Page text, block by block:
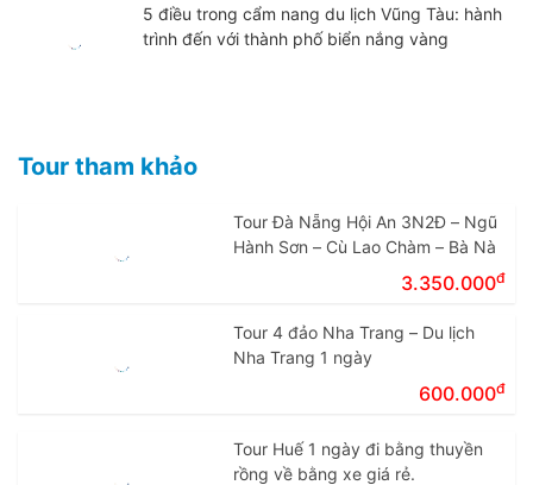
5 điều trong cẩm nang du lịch Vũng Tàu: hành
trình đến với thành phố biển nắng vàng
Tour tham khảo
Tour Đà Nẵng Hội An 3N2Đ – Ngũ
Hành Sơn – Cù Lao Chàm – Bà Nà
3.350.000đ
Tour 4 đảo Nha Trang – Du lịch
Nha Trang 1 ngày
600.000đ
Tour Huế 1 ngày đi bằng thuyền
rồng về bằng xe giá rẻ.